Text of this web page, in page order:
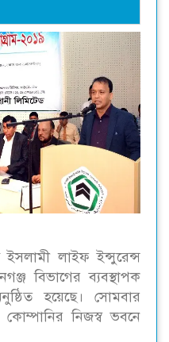
ইসলামী লাইফ ইন্সুরেন্স
বিভাগের ব্যবস্থাপক
হয়েছে। সোমবার
নিজস্ব ভবনে